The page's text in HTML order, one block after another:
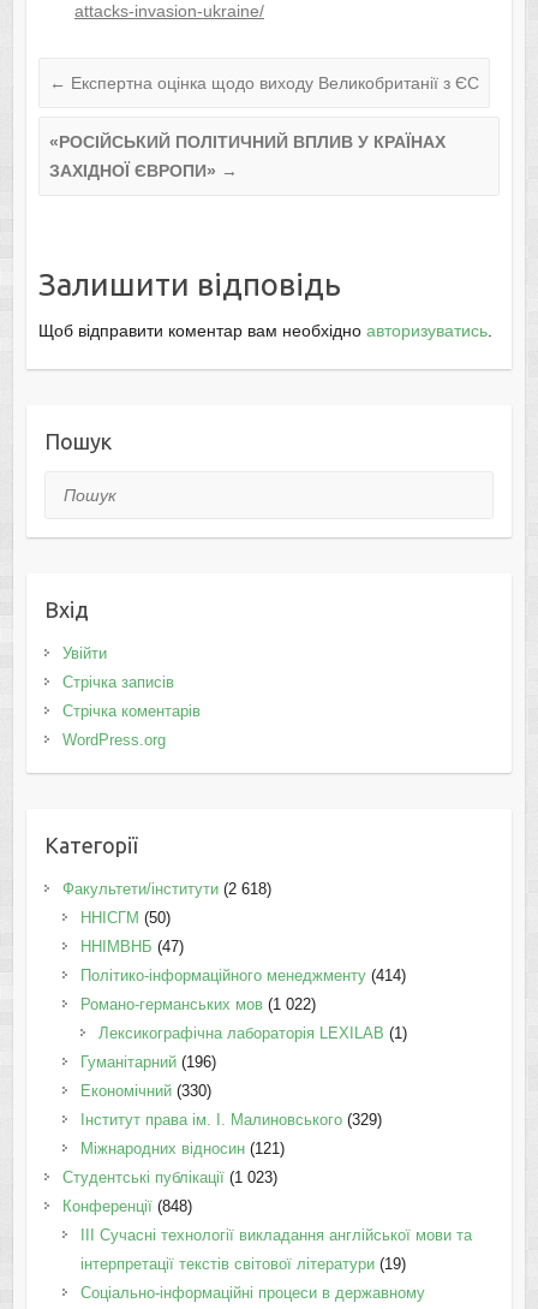
attacks-invasion-ukraine/
← Експертна оцінка щодо виходу Великобританії з ЄС
«РОСІЙСЬКИЙ ПОЛІТИЧНИЙ ВПЛИВ У КРАЇНАХ
ЗАХІДНОЇ ЄВРОПИ» →
Залишити відповідь
Щоб відправити коментар вам необхідно авторизуватись.
Пошук
Пошук
Вхід
Увійти
Стрічка записів
Стрічка коментарів
WordPress.org
Категорії
Факультети/інститути(2 618)
ННІСГМ (50)
ННІМВНБ (47)
Політико-інформаційного менеджменту(414)
Романо-германських мов(1 022)
Лексикографічна лабораторія LEXILAB (1)
Гуманітарний(196)
Економічний(330)
Інститут права ім. І. Малиновського(329)
Міжнародних відносин(121)
Студентські публікації(1 023)
Конференції(848)
III Сучасні технології викладання англійської мови та
інтерпретації текстів світової літератури(19)
Соціально-інформаційні процеси в державному